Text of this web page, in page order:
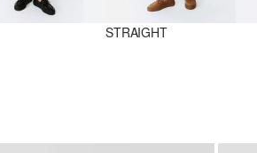
STRAIGHT